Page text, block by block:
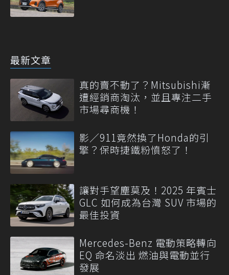
最新文章
真的賣不動了？Mitsubishi漸
遭經銷商淘汰，並且專注二手
市場尋商機！
影／911竟然換了Honda的引
擎？保時捷鐵粉憤怒了！
讓對手望塵莫及！2025 年賓士
GLC 如何成為台灣 SUV 市場的
最佳投資
Mercedes-Benz 電動策略轉向
EQ 命名淡出 燃油與電動並行
發展